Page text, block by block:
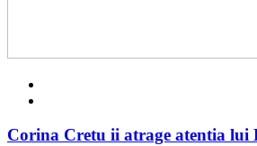
Corina Cretu ii atrage atentia lui